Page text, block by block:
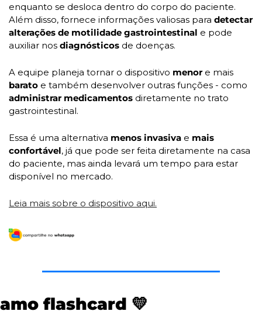
enquanto se desloca dentro do corpo do paciente.
Além disso, fornece informações valiosas para detectar
alterações de motilidade gastrointestinal e pode
auxiliar nos diagnósticos de doenças.
A equipe planeja tornar o dispositivo menor
barato
administrar medicamentos diretamente no trato
gastrointestinal.
Essa é uma alternativa menos invasiva e mais
confortável, já que pode ser feita diretamente na casa
do paciente, mas ainda levará um tempo para estar
disponível no mercado.
Leia mais sobre o dispositivo aqui.
amo flashcard 💛